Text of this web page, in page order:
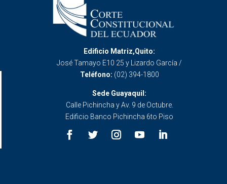
Edificio Matriz,Quito:
José Tamayo E10 25 y Lizardo García /
Teléfono: (02) 394-1800
Sede Guayaquil:
Calle Pichincha y Av. 9 de Octubre.
Edificio Banco Pichincha 6to Piso